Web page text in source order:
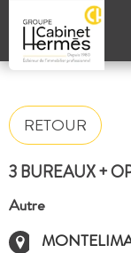
RETOUR
3 BUREAUX +
Autre